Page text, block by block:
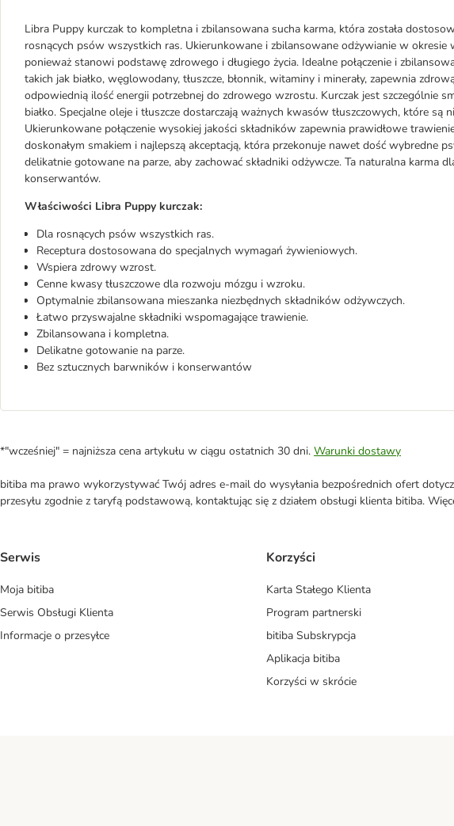
Libra Puppy kurczak to kompletna i zbilansowana sucha karma, która została
rosnących psów wszystkich ras. Ukierunkowane i zbilansowane odżywianie w
ponieważ stanowi podstawę zdrowego i długiego życia. Idealne połączenie i
takich jak białko, węglowodany, tłuszcze, błonnik, witaminy i minerały, zapewnia
odpowiednią ilość energii potrzebnej do zdrowego wzrostu. Kurczak jest szczególnie
białko. Specjalne oleje i tłuszcze dostarczają ważnych kwasów tłuszczowych, które
Ukierunkowane połączenie wysokiej jakości składników zapewnia prawidłowe
doskonałym smakiem i najlepszą akceptacją, która przekonuje nawet dość wybredne
delikatnie gotowane na parze, aby zachować składniki odżywcze. Ta naturalna
konserwantów.
Właściwości Libra Puppy kurczak:
Dla rosnących psów wszystkich ras.
Receptura dostosowana do specjalnych wymagań żywieniowych.
Wspiera zdrowy wzrost.
Cenne kwasy tłuszczowe dla rozwoju mózgu i wzroku.
Optymalnie zbilansowana mieszanka niezbędnych składników odżywczych.
Łatwo przyswajalne składniki wspomagające trawienie.
Zbilansowana i kompletna.
Delikatne gotowanie na parze.
Bez sztucznych barwników i konserwantów
*"wcześniej" = najniższa cena artykułu w ciągu ostatnich 30 dni. Warunki dostawy
bitiba ma prawo wykorzystywać Twój adres e-mail do wysyłania bezpośrednich ofert
przesyłu zgodnie z taryfą podstawową, kontaktując się z działem obsługi klienta bitiba.
Serwis
Moja bitiba
Serwis Obsługi Klienta
Informacje o przesyłce
Korzyści
Karta Stałego Klienta
Program partnerski
bitiba Subskrypcja
Aplikacja bitiba
Korzyści w skrócie